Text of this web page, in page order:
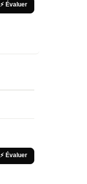
⚡ Évaluer
⚡ Évaluer